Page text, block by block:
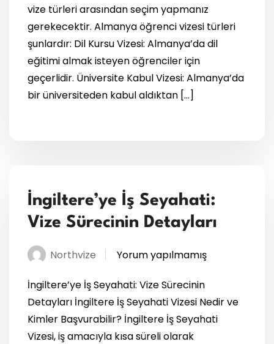
vize türleri arasından seçim yapmanız
gerekecektir. Almanya öğrenci vizesi türleri
şunlardır: Dil Kursu Vizesi: Almanya’da dil
eğitimi almak isteyen öğrenciler için
geçerlidir. Üniversite Kabul Vizesi: Almanya’da
bir üniversiteden kabul aldıktan […]
İngiltere’ye İş Seyahati:
Vize Sürecinin Detayları
Northvize Yorum yapılmamış
İngiltere’ye İş Seyahati: Vize Sürecinin
Detayları İngiltere İş Seyahati Vizesi Nedir ve
Kimler Başvurabilir? İngiltere İş Seyahati
Vizesi, iş amacıyla kısa süreli olarak